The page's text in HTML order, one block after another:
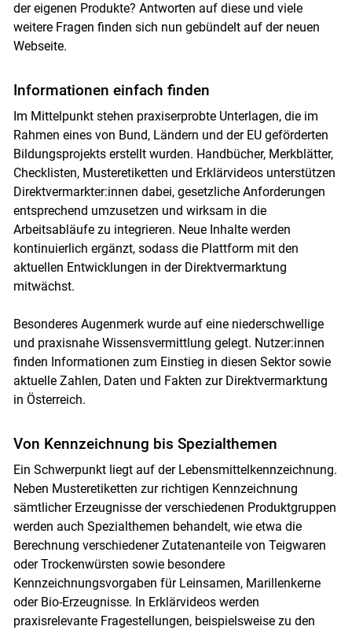
Skip to main content
der eigenen Produkte? Antworten auf diese und viele
weitere Fragen finden sich nun gebündelt auf der neuen
Webseite.
Informationen einfach finden
Im Mittelpunkt stehen praxiserprobte Unterlagen, die im
Rahmen eines von Bund, Ländern und der EU geförderten
Bildungsprojekts erstellt wurden. Handbücher, Merkblätter,
Checklisten, Musteretiketten und Erklärvideos unterstützen
Direktvermarkter:innen dabei, gesetzliche Anforderungen
entsprechend umzusetzen und wirksam in die
Arbeitsabläufe zu integrieren. Neue Inhalte werden
kontinuierlich ergänzt, sodass die Plattform mit den
aktuellen Entwicklungen in der Direktvermarktung
mitwächst.
Besonderes Augenmerk wurde auf eine niederschwellige
und praxisnahe Wissensvermittlung gelegt. Nutzer:innen
finden Informationen zum Einstieg in diesen Sektor sowie
aktuelle Zahlen, Daten und Fakten zur Direktvermarktung
in Österreich.
Von Kennzeichnung bis Spezialthemen
Ein Schwerpunkt liegt auf der Lebensmittelkennzeichnung.
Neben Musteretiketten zur richtigen Kennzeichnung
sämtlicher Erzeugnisse der verschiedenen Produktgruppen
werden auch Spezialthemen behandelt, wie etwa die
Berechnung verschiedener Zutatenanteile von Teigwaren
oder Trockenwürsten sowie besondere
Kennzeichnungsvorgaben für Leinsamen, Marillenkerne
oder Bio-Erzeugnisse. In Erklärvideos werden
praxisrelevante Fragestellungen, beispielsweise zu den